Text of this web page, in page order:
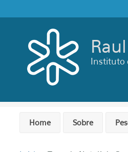
Instituto
Home Sobre